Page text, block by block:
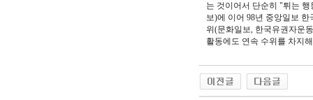
는 것이어서 단순히 "튀는
보)에 이어 98년 중앙일보
위(문화일보, 한국유권자운
활동에도 연속 수위를 차지